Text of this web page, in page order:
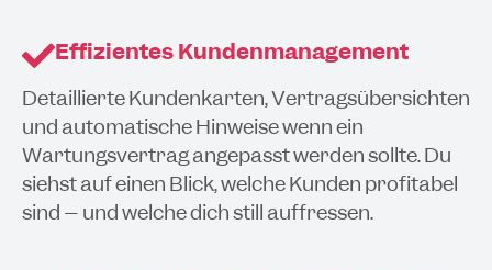
Effizientes Kundenmanagement
Detaillierte Kundenkarten, Vertragsübersichten
und automatische Hinweise wenn ein
Wartungsvertrag angepasst werden sollte. Du
siehst auf einen Blick, welche Kunden profitabel
sind – und welche dich still auffressen.